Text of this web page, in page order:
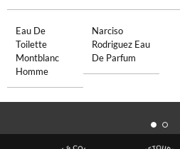
Eau De
Toilette
Montblanc
Homme
Narciso
Rodriguez Eau
De Parfum